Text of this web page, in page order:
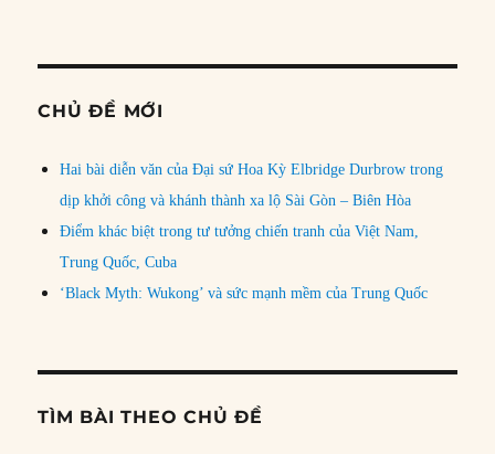
CHỦ ĐỀ MỚI
Hai bài diễn văn của Đại sứ Hoa Kỳ Elbridge Durbrow trong
dịp khởi công và khánh thành xa lộ Sài Gòn – Biên Hòa
Điểm khác biệt trong tư tưởng chiến tranh của Việt Nam,
Trung Quốc, Cuba
‘Black Myth: Wukong’ và sức mạnh mềm của Trung Quốc
TÌM BÀI THEO CHỦ ĐỀ